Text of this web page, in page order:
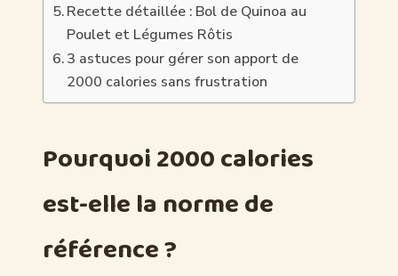
Recette détaillée : Bol de Quinoa au
Poulet et Légumes Rôtis
3 astuces pour gérer son apport de
2000 calories sans frustration
Pourquoi 2000 calories
est-elle la norme de
référence ?